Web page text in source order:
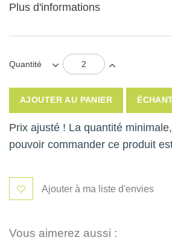
Plus d'informations
Quantité
AJOUTER AU PANIER
Prix ajusté ! La quantité
pouvoir commander ce produit
Ajouter à ma liste d'envies
Vous aimerez aussi :